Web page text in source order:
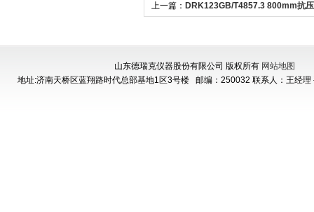
上一篇： DRK123GB/T4857.3 800mm抗
山东德瑞克仪器股份有限公司 版权所有 网站地图
地址:济南天桥区蓝翔路时代总部基地1区3号楼 邮编：250032 联系人：王经